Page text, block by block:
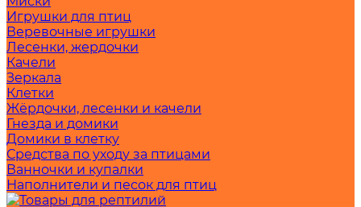
Игрушки для птиц
Веревочные игрушки
Лесенки, жердочки
Качели
Зеркала
Клетки
Жёрдочки, лесенки и качели
Гнезда и домики
Домики в клетку
Средства по уходу за птицами
Ванночки и купалки
Наполнители и песок для птиц